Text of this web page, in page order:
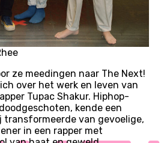
ze meedingen naar The Next!
over het werk en leven van
Tupac Shakur. Hiphop-
kende een
transformeerde van gevoelige,
in een rapper met